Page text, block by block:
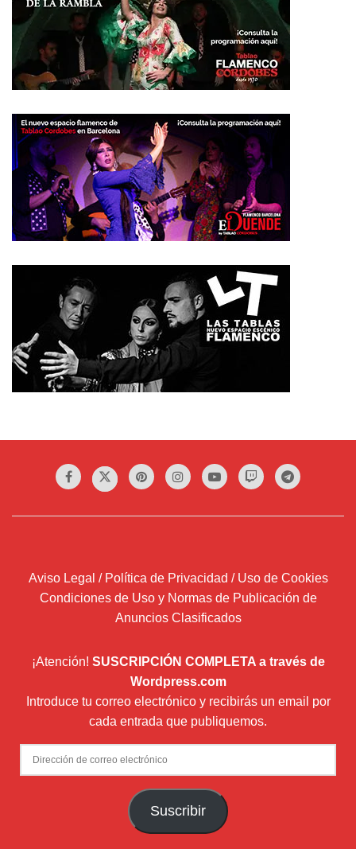
Aviso Legal / Política de Privacidad / Uso de Cookies
Condiciones de Uso y Normas de Publicación de
Anuncios Clasificados
¡Atención! SUSCRIPCIÓN COMPLETA a través de
Wordpress.com
Introduce tu correo electrónico y recibirás un email por
cada entrada que publiquemos.
Dirección
de
Suscribir